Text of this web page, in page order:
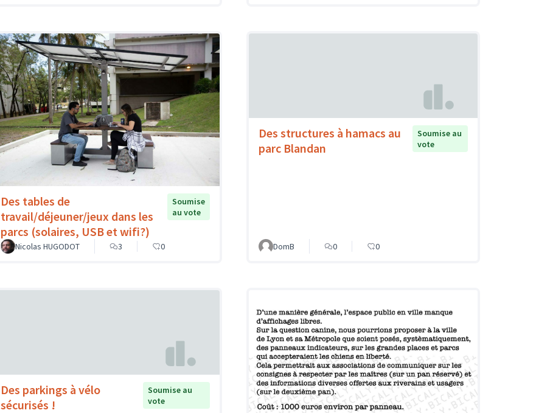
Des tables de
travail/déjeuner/jeux dans les
parcs (solaires, USB et wifi?)
Soumise
au vote
Nicolas HUGODOT 3 0
Des structures à hamacs au
parc Blandan
Soumise au
vote
DomB 0 0
Des parkings à vélo
sécurisés !
Soumise au
vote